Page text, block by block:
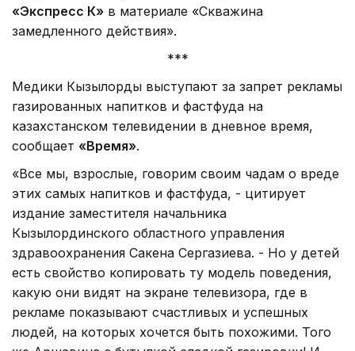
«Экспресс К» в материале «Скважина
замедленного действия».
***
Медики Кызылорды выступают за запрет рекламы
газированных напитков и фастфуда на
казахстанском телевидении в дневное время,
сообщает «Время».
«Все мы, взрослые, говорим своим чадам о вреде
этих самых напитков и фастфуда, - цитирует
издание заместителя начальника
Кызылординского областного управления
здравоохранения Сакена Сергазиева. - Но у детей
есть свойство копировать ту модель поведения,
какую они видят на экране телевизора, где в
рекламе показывают счастливых и успешных
людей, на которых хочется быть похожими. Того